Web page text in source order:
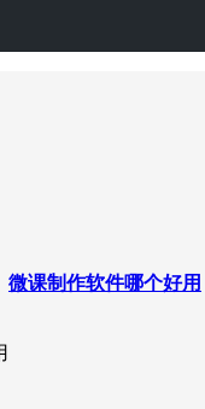
微课制作软件哪个好用